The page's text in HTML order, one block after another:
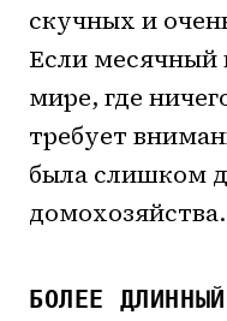
скучных и
Если месячный
мире, где
требует
была слишком
домохозяйства.
БОЛЕЕ